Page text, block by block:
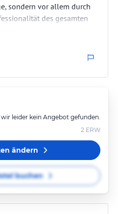
sondern vor allem durch
des gesamten
gilt Herrn Plum, Alberto,
Team – man fühlt sich
und bestens
Essen ist auf höchstem
fühlt sich einfach wie
leider kein Angebot gefunden.
2 ERW
ändern
buchen